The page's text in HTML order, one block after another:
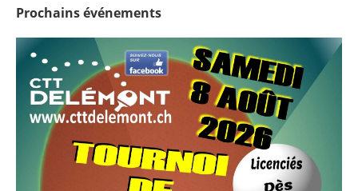
Prochainsévénements